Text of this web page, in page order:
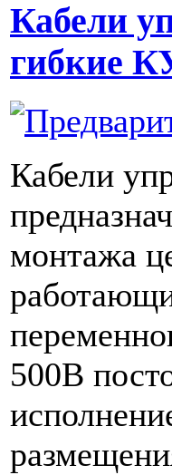
Кабели
гибкие
Кабели
монтажа
500В